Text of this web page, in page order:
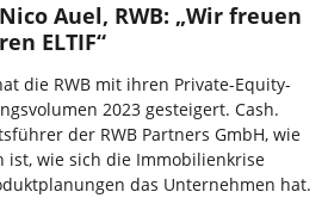
Auel, RWB: „Wir freuen
ELTIF“
die RWB mit ihren Private-Equity-
2023 gesteigert. Cash.
der RWB Partners GmbH, wie
ist, wie sich die Immobilienkrise
das Unternehmen hat.